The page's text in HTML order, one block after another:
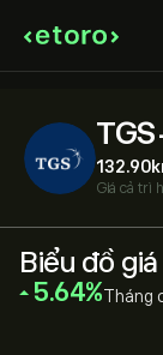
Giá cả trì
Biểu đồ
‎5.64‎ Tháng